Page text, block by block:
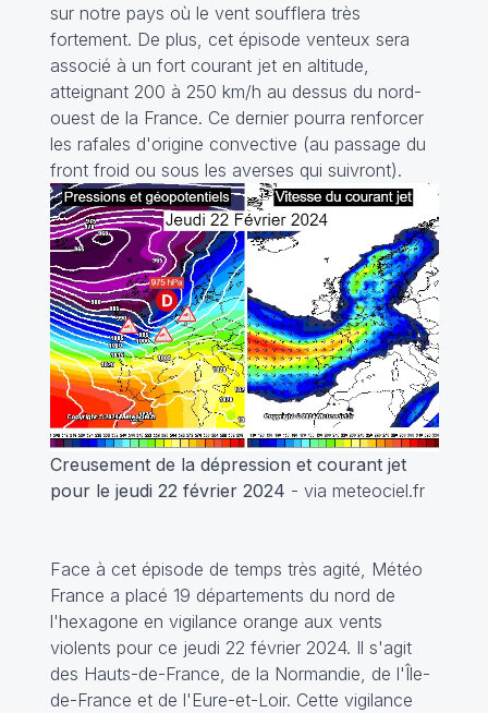
sur notre pays où le vent soufflera très
fortement. De plus, cet épisode venteux sera
associé à un fort courant jet en altitude,
atteignant 200 à 250 km/h au dessus du nord-
ouest de la France. Ce dernier pourra renforcer
les rafales d'origine convective (au passage du
front froid ou sous les averses qui suivront).
Creusement de la dépression et courant jet
pour le jeudi 22 février 2024 - via meteociel.fr
Face à cet épisode de temps très agité, Météo
France a placé 19 départements du nord de
l'hexagone en vigilance orange aux vents
violents pour ce jeudi 22 février 2024. Il s'agit
des Hauts-de-France, de la Normandie, de l'Île-
de-France et de l'Eure-et-Loir. Cette vigilance